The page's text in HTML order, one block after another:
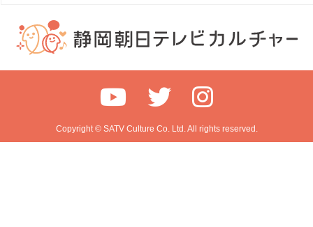
Copyright © SATV Culture Co. Ltd. All rights reserved.